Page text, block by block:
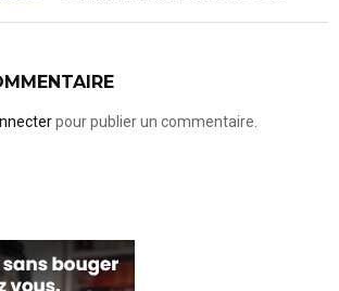
pour publier un commentaire.